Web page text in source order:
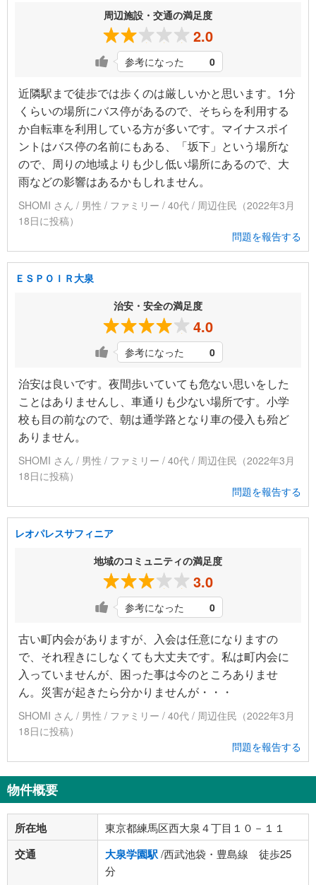
周辺施設・交通の満足度
2.0
参考になった 0
近隣駅まで徒歩では歩くのは厳しいかと思います。1分
くらいの場所にバス停があるので、そちらを利用する
か自転車を利用している方が多いです。マイナスポイ
ントはバス停の名前にもある、「坂下」という場所な
ので、周りの地域よりも少し低い場所にあるので、大
雨などの影響はあるかもしれません。
SHOMI さん / 男性 / ファミリー / 40代 / 周辺住民（2022年3月
18日に投稿）
問題を報告する
ＥＳＰＯＩＲ大泉
治安・安全の満足度
4.0
参考になった 0
治安は良いです。夜間歩いていても危ない思いをした
ことはありませんし、車通りも少ない場所です。小学
校も目の前なので、朝は通学路となり車の侵入も殆ど
ありません。
SHOMI さん / 男性 / ファミリー / 40代 / 周辺住民（2022年3月
18日に投稿）
問題を報告する
レオパレスサフィニア
地域のコミュニティの満足度
3.0
参考になった 0
古い町内会がありますが、入会は任意になりますの
で、それ程きにしなくても大丈夫です。私は町内会に
入っていませんが、困った事は今のところありませ
ん。災害が起きたら分かりませんが・・・
SHOMI さん / 男性 / ファミリー / 40代 / 周辺住民（2022年3月
18日に投稿）
問題を報告する
物件概要
所在地 東京都練馬区西大泉４丁目１０－１１
交通 大泉学園駅/西武池袋・豊島線 徒歩25
分